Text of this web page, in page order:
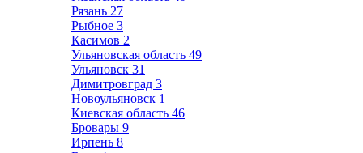
Рязань 27
Рыбное 3
Касимов 2
Ульяновская область 49
Ульяновск 31
Димитровград 3
Новоульяновск 1
Киевская область 46
Бровары 9
Ирпень 8